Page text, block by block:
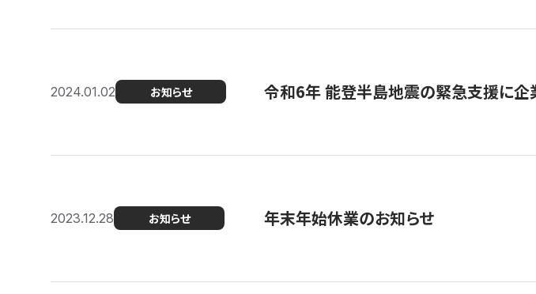
2024.01.02 お知らせ 令和6年 能登半島地震の緊急支援に企
2023.12.28 お知らせ 年末年始休業のお知らせ